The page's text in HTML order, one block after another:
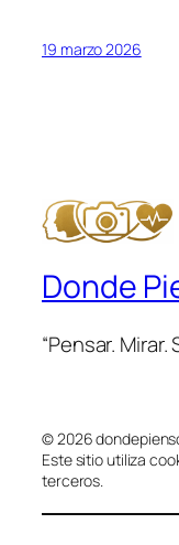
19 marzo 2026
Donde
“Pensar. Mirar.
© 2026
Este sitio utiliza
terceros.